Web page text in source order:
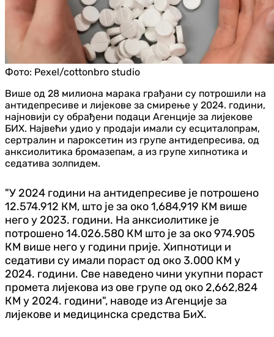
Фото: Pexel/cottonbro studio
Више од 28 милиона марака грађани су потрошили на
антидепресиве и лијекове за смирење у 2024. години,
најновији су обрађени подаци Агенције за лијекове
БИХ. Највећи удио у продаји имали су есциталопрам,
сертралин и пароксетин из групе антидепресива, од
анксиолитика бромазепам, а из групе хипнотика и
седатива золпидем.
"У 2024 години на антидепресиве је потрошено
12.574.912 КМ, што је за око 1,684,919 КМ више
него у 2023. години. На анксиолитике је
потрошено 14.026.580 КМ што је за око 974.905
КМ више него у години прије. Хипнотици и
седативи су имали пораст од око 3.000 КМ у
2024. години. Све наведено чини укупни пораст
промета лијекова из ове групе од око 2,662,824
КМ у 2024. години", наводе из Агенције за
лијекове и медицинска средства БиХ.